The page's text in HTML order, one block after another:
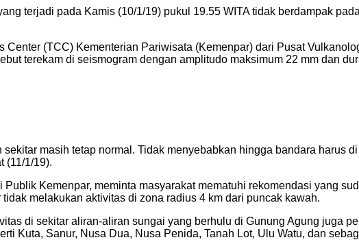
terjadi pada Kamis (10/1/19) pukul 19.55 WITA tidak berdampak
Center (TCC) Kementerian Pariwisata (Kemenpar) dari Pusat
terekam di seismogram dengan amplitudo maksimum 22 mm dan
masih tetap normal. Tidak menyebabkan hingga bandara harus
(11/1/19).
Kemenpar, meminta masyarakat mematuhi rekomendasi yang
melakukan aktivitas di zona radius 4 km dari puncak kawah.
di sekitar aliran-aliran sungai yang berhulu di Gunung Agung juga
Kuta, Sanur, Nusa Dua, Nusa Penida, Tanah Lot, Ulu Watu, dan